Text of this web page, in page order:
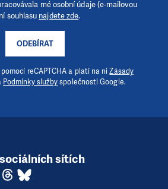
ODEBÍRAT
mé osobní údaje (e-mailovou
souhlasu najdete zde.
reCAPTCHA a platí na niZásady
Podmínky službyspolečnosti Google.
sítích